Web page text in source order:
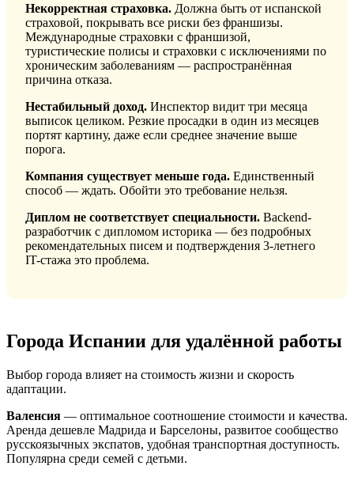
Некорректная страховка. Должна быть от испанской
страховой, покрывать все риски без франшизы.
Международные страховки с франшизой,
туристические полисы и страховки с исключениями по
хроническим заболеваниям — распространённая
причина отказа.
Нестабильный доход. Инспектор видит три месяца
выписок целиком. Резкие просадки в один из месяцев
портят картину, даже если среднее значение выше
порога.
Компания существует меньше года. Единственный
способ — ждать. Обойти это требование нельзя.
Диплом не соответствует специальности. Backend-
разработчик с дипломом историка — без подробных
рекомендательных писем и подтверждения 3-летнего
IT-стажа это проблема.
Города Испании для удалённой работы
Выбор города влияет на стоимость жизни и скорость
адаптации.
Валенсия — оптимальное соотношение стоимости и качества.
Аренда дешевле Мадрида и Барселоны, развитое сообщество
русскоязычных экспатов, удобная транспортная доступность.
Популярна среди семей с детьми.